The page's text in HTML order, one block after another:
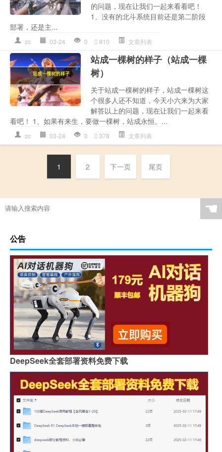
的问题，现在让我们一起来看看吧！
1、没有的北斗系统目前还是第二阶段
部署，还是主...
zc 03-24 0 810 文章列表
站成一棵树的样子（站成一棵
树）
关于站成一棵树的样子，站成一棵树这
个很多人还不知道，今天小六来为大家
解答以上的问题，现在让我们一起来看
看吧！ 1、如果有来生，要做一棵树，站成永恒。...
zc 03-24 0 378 文章列表
1 2 下一页 尾页
☚
公告
DeepSeek全套部署资料免费下载